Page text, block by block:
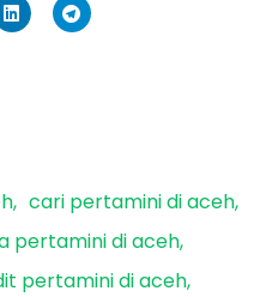
cari pertamini di aceh
pertamini di aceh
pertamini di aceh